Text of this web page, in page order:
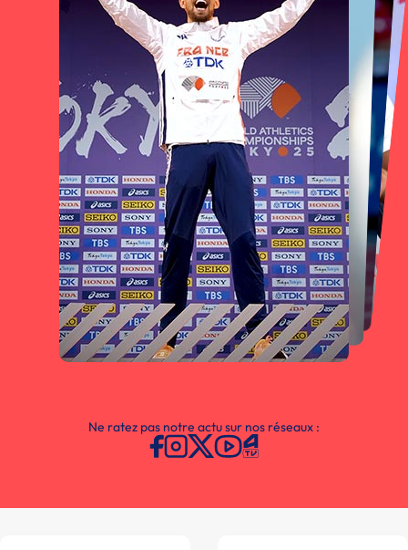
Ne ratez pas notre actu sur nos réseaux :